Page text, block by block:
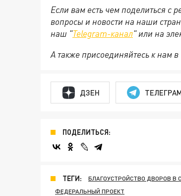
Если вам есть чем поделиться с
вопросы и новости на наши
наш "Telegram-канал" или на
А также присоединяйтесь к нам в
ДЗЕН
ПОДЕЛИТЬСЯ:
ТЕГИ: БЛАГОУСТРОЙСТВО ДВОРОВ В
ФЕДЕРАЛЬНЫЙ ПРОЕКТ